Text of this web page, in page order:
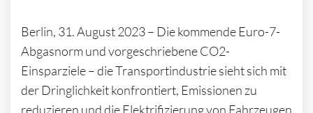
Berlin, 31. August 2023 – Die kommende Euro-7-
Abgasnorm und vorgeschriebene CO2-
Einsparziele – die Transportindustrie sieht sich mit
der Dringlichkeit konfrontiert, Emissionen zu
reduzieren und die Elektrifizierung von Fahrzeugen